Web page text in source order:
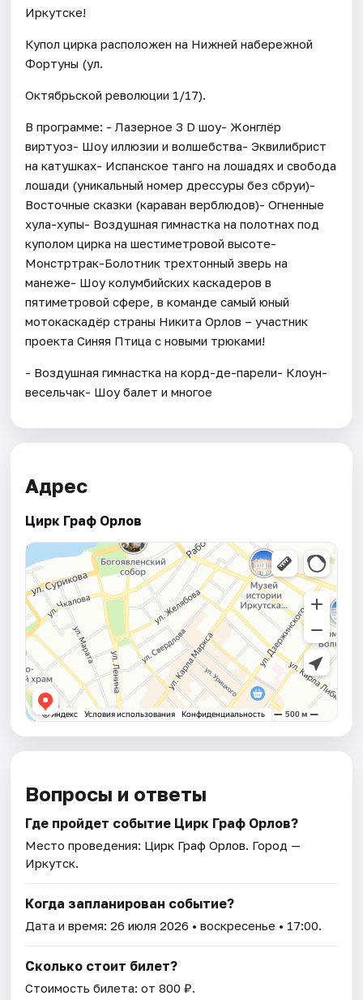
Иркутске!
Купол цирка расположен на Нижней набережной
Фортуны (ул.
Октябрьской революции 1/17).
В программе: - Лазерное 3 D шоу- Жонглёр
виртуоз- Шоу иллюзии и волшебства- Эквилибрист
на катушках- Испанское танго на лошадях и свобода
лошади (уникальный номер дрессуры без сбруи)-
Восточные сказки (караван верблюдов)- Огненные
хула-хупы- Воздушная гимнастка на полотнах под
куполом цирка на шестиметровой высоте-
Монстртрак-Болотник трехтонный зверь на
манеже- Шоу колумбийских каскадеров в
пятиметровой сфере, в команде самый юный
мотокаскадёр страны Никита Орлов – участник
проекта Синяя Птица с новыми трюками!
- Воздушная гимнастка на корд-де-парели- Клоун-
весельчак- Шоу балет и многое
Адрес
Цирк Граф Орлов
Вопросы и ответы
Где пройдет событие Цирк Граф Орлов?
Место проведения: Цирк Граф Орлов. Город —
Иркутск.
Когда запланирован событие?
Дата и время:26 июля 2026 • воскресенье • 17:00.
Сколько стоит билет?
Стоимость билета: от 800 ₽.